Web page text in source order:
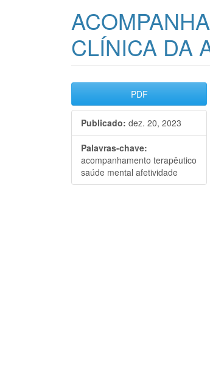
CLÍNICA DA
Barra
lateral
de
artigos
PDF
Publicado: dez. 20, 2023
Palavras-chave:
acompanhamento terapêutico
saúde mental afetividade